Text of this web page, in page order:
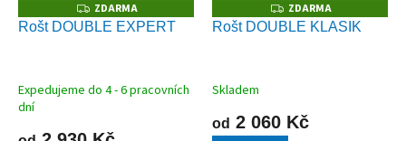
Z
D
A
ZDARMA
Rošt DOUBLE EXPERT
Expedujeme do 4 - 6 pracovních
dní
Z
D
A
ZDARMA
Rošt DOUBLE KLASIK
Skladem
od 2 060 Kč